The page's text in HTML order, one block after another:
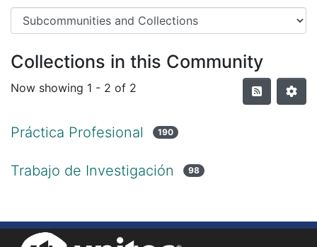
Collections in this Community
Now showing 1 - 2 of 2
Práctica Profesional 190
Trabajo de Investigación 98